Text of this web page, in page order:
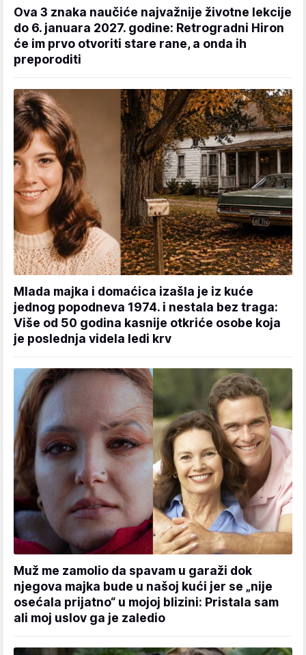
Ova 3 znaka naučiće najvažnije životne lekcije
do 6. januara 2027. godine: Retrogradni Hiron
će im prvo otvoriti stare rane, a onda ih
preporoditi
Mlada majka i domaćica izašla je iz kuće
jednog popodneva 1974. i nestala bez traga:
Više od 50 godina kasnije otkriće osobe koja
je poslednja videla ledi krv
Muž me zamolio da spavam u garaži dok
njegova majka bude u našoj kući jer se „nije
osećala prijatno“ u mojoj blizini: Pristala sam
ali moj uslov ga je zaledio